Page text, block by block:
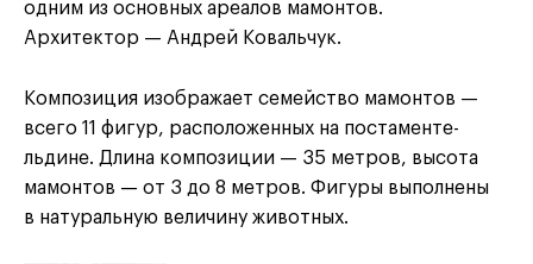
одним из основных ареалов мамонтов.
Архитектор — Андрей Ковальчук.
Композиция изображает семейство мамонтов —
всего 11 фигур, расположенных на постаменте-
льдине. Длина композиции — 35 метров, высота
мамонтов — от 3 до 8 метров. Фигуры выполнены
в натуральную величину животных.